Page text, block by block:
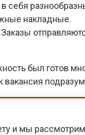
себя
накладные.
был готов
и мы